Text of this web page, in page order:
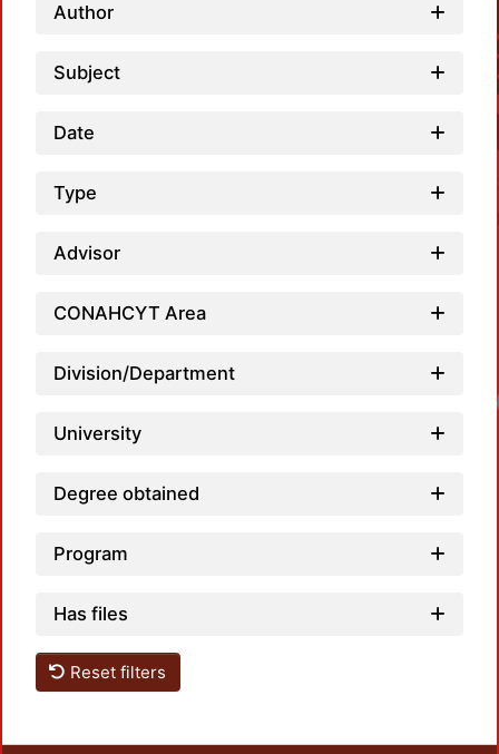
Author
Subject
Date
Type
Advisor
CONAHCYT Area
Division/Department
University
Degree obtained
Program
Has files
Reset filters